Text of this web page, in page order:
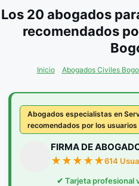
Los 20 abogados
recomendados
Inicio Abogados Civiles
Abogados especialistas en
recomendados por los usuarios
FIRMA DE
614
✔ Tarjeta profesional